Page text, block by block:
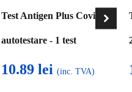
Test Antigen Plus Covid-19,
autotestare - 1 test
10.89 lei (inc. TVA)